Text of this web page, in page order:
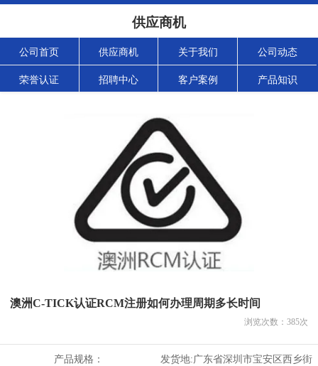
供应商机
公司首页 供应商机 关于我们 公司动态
荣誉认证 招聘中心 客户案例 产品知识
澳洲C-TICK认证RCM注册如何办理周期多长时间
浏览次数： 385次
产品规格： 发货地:广东省深圳市宝安区西乡街